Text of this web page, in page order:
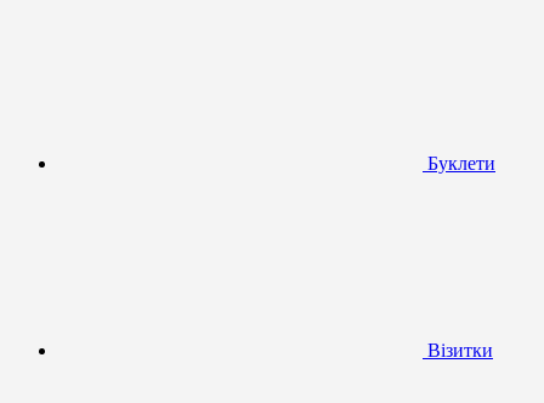
Буклети
Візитки